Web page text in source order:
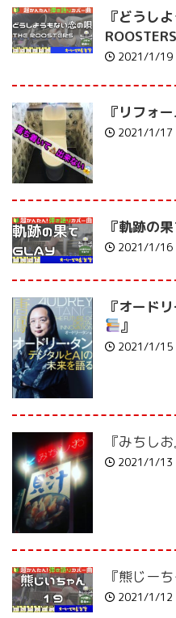
『どうし
ROOSTERS
2021/1/19
『リフォ
2021/1/17
『軌跡の
2021/1/16
『オード
』
2021/1/15
『みちしお
2021/1/13
『熊じー
2021/1/12